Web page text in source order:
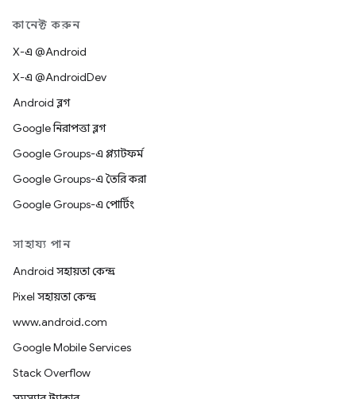
কানেক্ট করুন
X-এ @Android
X-এ @AndroidDev
Android ব্লগ
Google নিরাপত্তা ব্লগ
Google Groups-এ প্ল্যাটফর্ম
Google Groups-এ তৈরি করা
Google Groups-এ পোর্টিং
সাহায্য পান
Android সহায়তা কেন্দ্র
Pixel সহায়তা কেন্দ্র
www.android.com
Google Mobile Services
Stack Overflow